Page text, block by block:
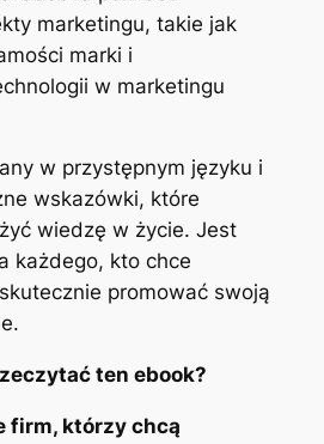
marketingu, takie jak
marki i
w marketingu
w przystępnym języku i
wskazówki, które
wiedzę w życie. Jest
każdego, kto chce
promować swoją
ten ebook?
firm, którzy chcą